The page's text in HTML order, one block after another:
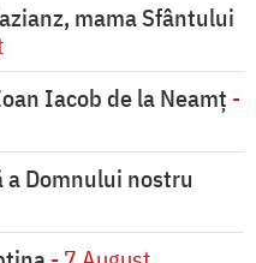
mama Sfântului
Iacob de la Neamț -
Domnului nostru